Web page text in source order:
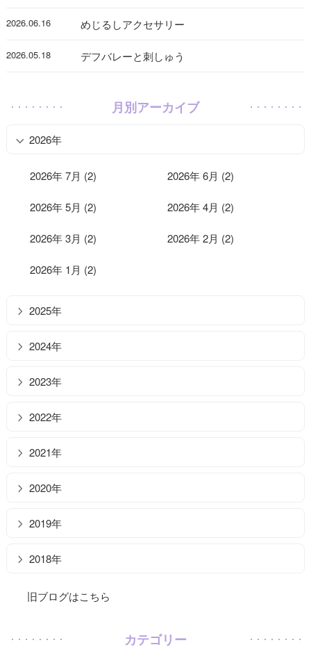
2026.06.16 めじるしアクセサリー
2026.05.18 デフバレーと刺しゅう
月別アーカイブ
2026年
2026年 7月 (2) 2026年 6月 (2)
2026年 5月 (2) 2026年 4月 (2)
2026年 3月 (2) 2026年 2月 (2)
2026年 1月 (2)
2025年
2024年
2023年
2022年
2021年
2020年
2019年
2018年
旧ブログはこちら
カテゴリー